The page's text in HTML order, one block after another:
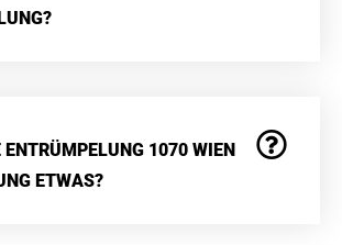
ENTRÜMPELUNG 1070 WIEN
ETWAS?